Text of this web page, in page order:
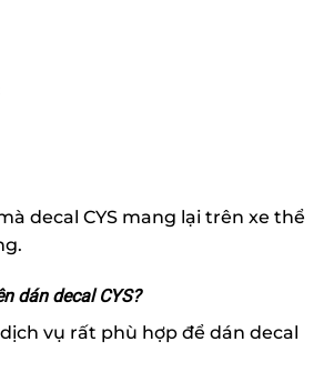
decal CYS mang lại trên xe thể
dán decal CYS?
vụ rất phù hợp để dán decal